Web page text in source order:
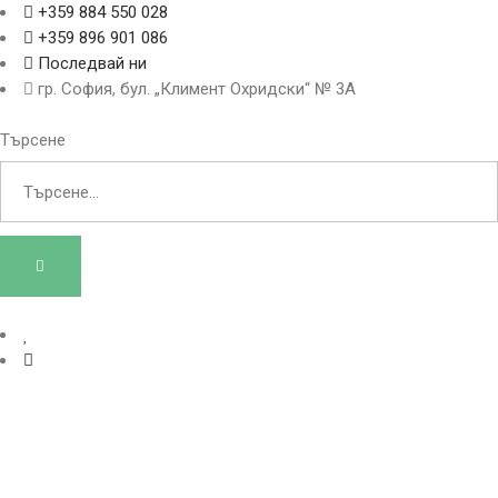
+359 884 550 028
+359 896 901 086
Последвай ни
гр. София, бул. „Климент Охридски“ № 3A
Търсене